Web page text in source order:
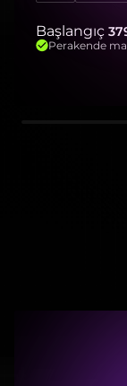
Başlangıç
Perakende